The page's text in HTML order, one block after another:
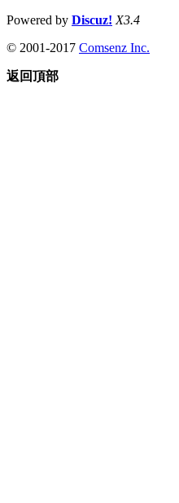
Powered by Discuz! X3.4
© 2001-2017 Comsenz Inc.
返回頂部